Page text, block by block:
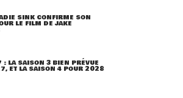
SINK CONFIRME SON
LE FILM DE JAKE
LA SAISON 3 BIEN PRÉVUE
ET LA SAISON 4 POUR 2028